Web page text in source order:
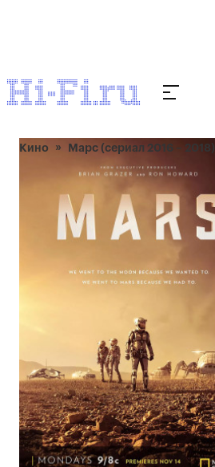
Кино Марс (сериал 2016 – 2018)